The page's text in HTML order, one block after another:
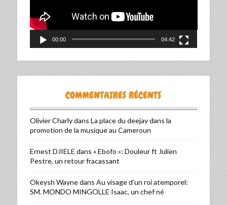
00:00 04:42
COMMENTAIRES RÉCENTS
Olivier Charlydans La place du deejay dans la
promotion de la musique au Cameroun
Ernest DJIELE dans « Ebofo »: Douleur ft Julien
Pestre, un retour fracassant
Okeysh Waynedans Au visage d’un roi atemporel:
SM. MONDO MINGOLLE Isaac, un chef né